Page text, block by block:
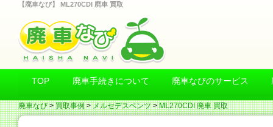
【廃車なび】 ML270CDI 廃車 買取
TOP 廃車手続きについて 廃車なびのサービス
廃車なび>買取事例>メルセデスベンツ>ML270CDI 廃車 買取